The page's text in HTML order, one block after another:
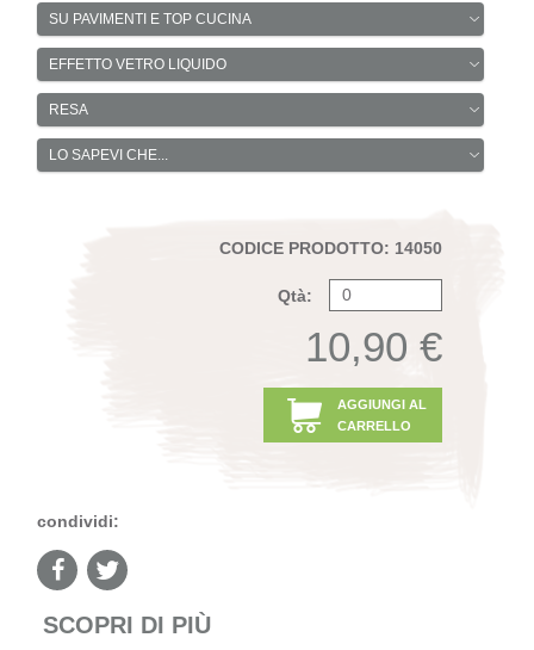
SU PAVIMENTI E TOP CUCINA
EFFETTO VETRO LIQUIDO
RESA
LO SAPEVI CHE...
CODICE PRODOTTO: 14050
Qtà:
10,90 €
AGGIUNGI AL
CARRELLO
condividi:
SCOPRI DI PIÙ